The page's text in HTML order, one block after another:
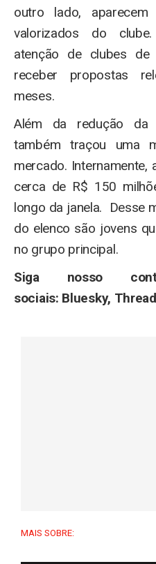
outro lado,
valorizados do
atenção de clubes
receber propostas
meses.
Além da redução da
também traçou uma
mercado. Internamente,
cerca de R$ 150
longo da janela. Desse
do elenco são jovens
no grupo principal.
Siga nosso
sociais: Bluesky,
MAIS SOBRE: